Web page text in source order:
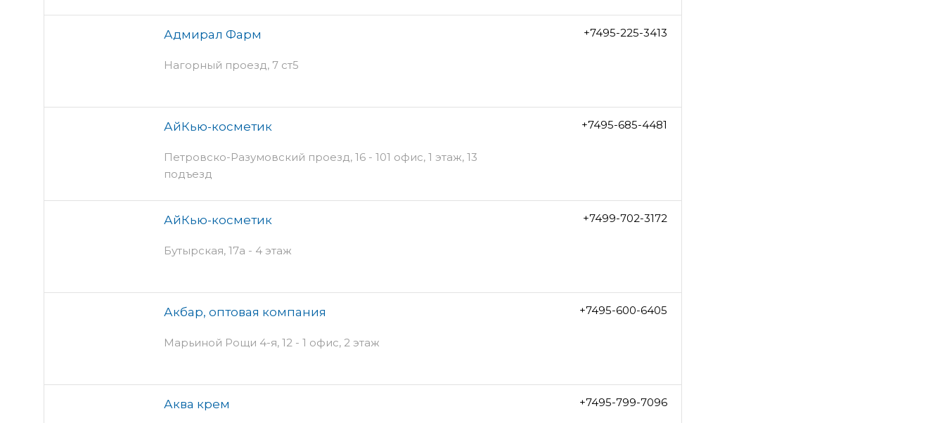
Адмирал Фарм
Нагорный проезд, 7 ст5
+7495-225-3413
АйКью-косметик
Петровско-Разумовский проезд, 16 - 101 офис, 1 этаж, 13
подъезд
+7495-685-4481
АйКью-косметик
Бутырская, 17а - 4 этаж
+7499-702-3172
Акбар, оптовая компания
Марьиной Рощи 4-я, 12 - 1 офис, 2 этаж
+7495-600-6405
Аква крем +7495-799-7096